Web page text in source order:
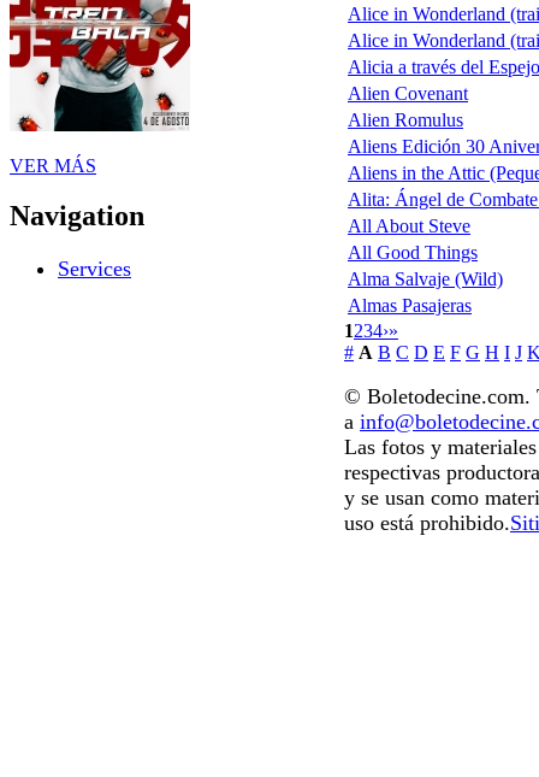
VER MÁS
Navigation
Services
Alice in Wonderland
Alice in Wonderland
Alicia a través del
Alien Covenant
Alien Romulus
Aliens Edición 30
Aliens in the Attic
Alita: Ángel de
All About Steve
All Good Things
Alma Salvaje (Wild)
Almas Pasajeras
1234›»
# A B C D E F G H I J
© Boletodecine.com.
a
Las fotos y
respectivas
y se usan como
uso está prohibido.